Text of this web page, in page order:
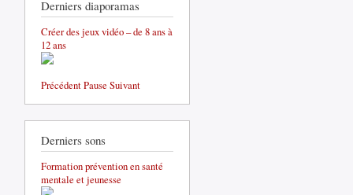
Derniers diaporamas
Créer des jeux vidéo – de 8 ans à
12 ans
PrécédentPause Suivant
Derniers sons
Formation prévention en santé
mentale et jeunesse